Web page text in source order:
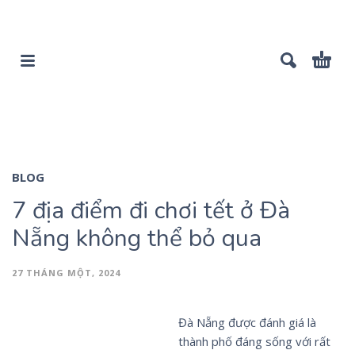
BLOG
7 địa điểm đi chơi tết ở Đà
Nẵng không thể bỏ qua
27 THÁNG MỘT, 2024
Đà Nẵng được đánh giá là
thành phố đáng sống với rất